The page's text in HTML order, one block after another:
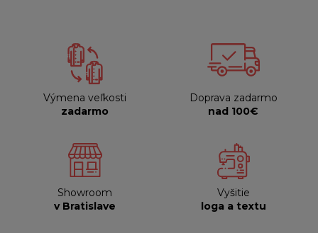
Výmena veľkosti
zadarmo
Doprava zadarmo
nad 100€
Showroom
v Bratislave
Vyšitie
loga a textu